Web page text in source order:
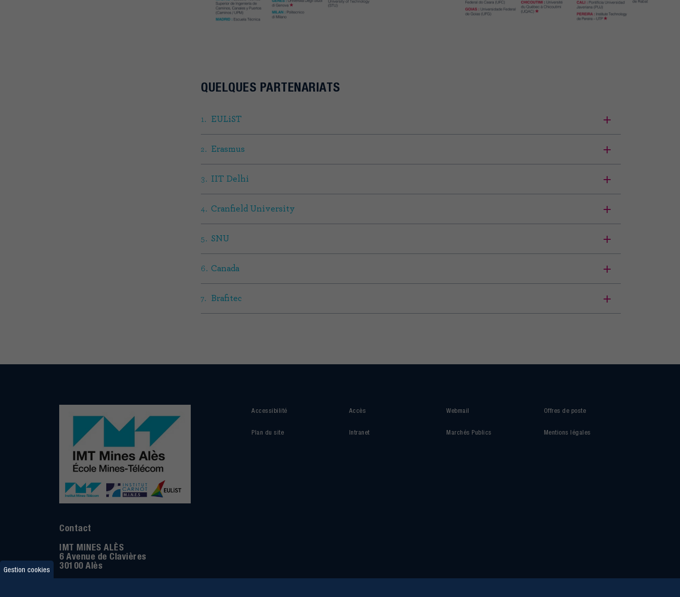
QUELQUES PARTENARIATS
EULiST
Erasmus
IIT Delhi
Cranfield University
SNU
Canada
Brafitec
Contact
IMT MINES ALÈS
6 Avenue de Clavières
30100 Alès
Accessibilité
Plan du site
Accès
Intranet
Webmail
Marchés Publics
Offres de poste
Mentions légales
Gestion cookies